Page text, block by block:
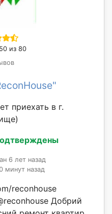
из 80
приехать в г.
6 лет назад
минут назад
reconhouse
Добрий